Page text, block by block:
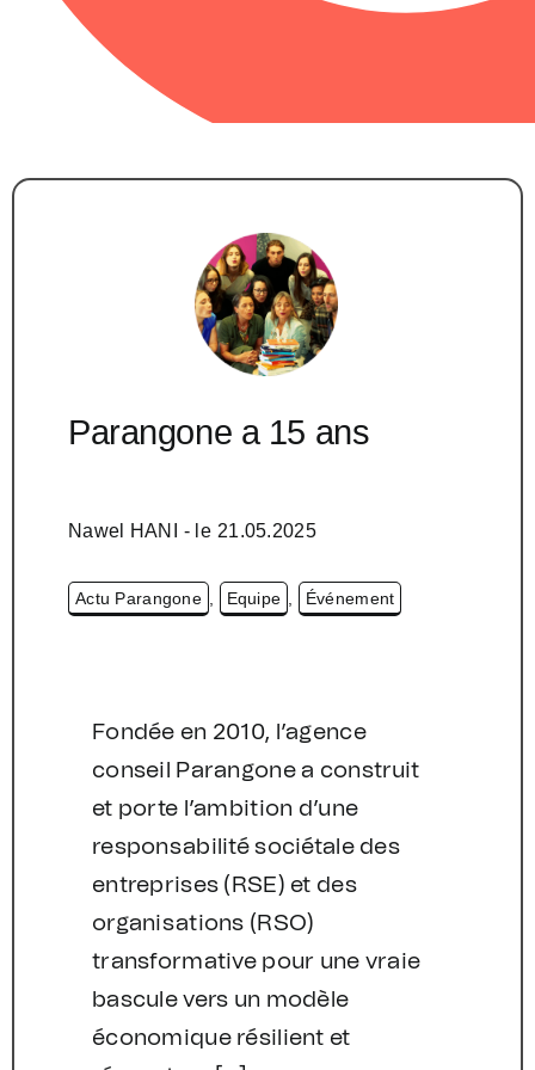
Parangone a 15 ans
Nawel HANI - le 21.05.2025
Actu Parangone Equipe Événement
Fondée en 2010, l’agence
conseil Parangone a construit
et porte l’ambition d’une
responsabilité sociétale des
entreprises (RSE) et des
organisations (RSO)
transformative pour une vraie
bascule vers un modèle
économique résilient et